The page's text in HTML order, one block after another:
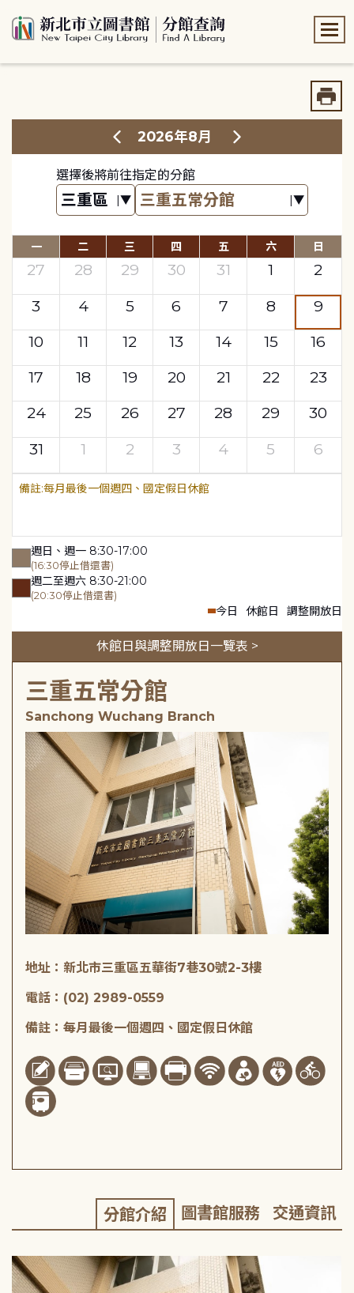
2026年8月
選擇後將前往指定的分館
一 二 三 四 五 六 日
27 28 29 30 31 1
2
3
4 5 6 7 8
9
10
11 12 13 14 15
16
17
18 19 20 21 22
23
24
25 26 27 28 29
30
31
1 2 3 4 5 6
每月最後一個週四、國定假日休館
週日、週一 8:30-17:00
(16:30停止借還書)
週二至週六 8:30-21:00
(20:30停止借還書)
今日 休館日 調整開放日
休館日與調整開放日一覽表 >
三重五常分館
Sanchong Wuchang Branch
地址：新北市三重區五華街7巷30號2-3樓
電話：(02) 2989-0559
備註：每月最後一個週四、國定假日休館
分館介紹 圖書館服務 交通資訊